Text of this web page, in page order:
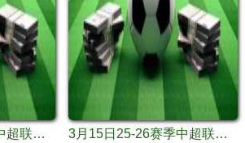
5月10日25-26赛季中超联赛 青岛海牛VS大连英博海发 3月15日25-26赛季中超联赛 上海海港VS青岛西海岸